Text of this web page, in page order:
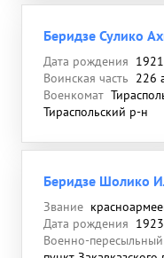
Беридзе Сулико
Дата рождения 1921
Воинская часть 226
Военкомат
Тираспольский р-н
Беридзе Шолико
Звание
Дата рождения 1923
Военно-